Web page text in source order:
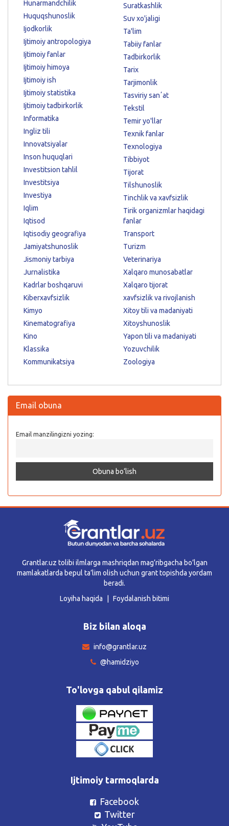
Hunarmandchilik
Huquqshunoslik
Ijodkorlik
Ijtimoiy antropologiya
Ijtimoiy fanlar
Ijtimoiy himoya
Ijtimoiy ish
Ijtimoiy statistika
Ijtimoiy tadbirkorlik
Informatika
Ingliz tili
Innovatsiyalar
Inson huquqlari
Investitsion tahlil
Investitsiya
Investiya
Iqlim
Iqtisod
Iqtisodiy geografiya
Jamiyatshunoslik
Jismoniy tarbiya
Jurnalistika
Kadrlar boshqaruvi
Kiberxavfsizlik
Kimyo
Kinematografiya
Kino
Klassika
Kommunikatsiya
Suratkashlik
Suv xo'jaligi
Ta'lim
Tabiiy fanlar
Tadbirkorlik
Tarix
Tarjimonlik
Tasviriy sanʼat
Tekstil
Temir yo'llar
Texnik fanlar
Texnologiya
Tibbiyot
Tijorat
Tilshunoslik
Tinchlik va xavfsizlik
Tirik organizmlar haqidagi
fanlar
Transport
Turizm
Veterinariya
Xalqaro munosabatlar
Xalqaro tijorat
xavfsizlik va rivojlanish
Xitoy tili va madaniyati
Xitoyshunoslik
Yapon tili va madaniyati
Yozuvchilik
Zoologiya
Email obuna
Email manzilingizni yozing:
Grantlar.uz tolibi ilmlarga mashriqdan mag’ribgacha bo’lgan
mamlakatlarda bepul ta’lim olish uchun grant topishda yordam
beradi.
Loyiha haqida
Foydalanish bitimi
Biz bilan aloqa
info@grantlar.uz
@hamidziyo
To'lovga qabul qilamiz
Ijtimoiy tarmoqlarda
Facebook
Twitter